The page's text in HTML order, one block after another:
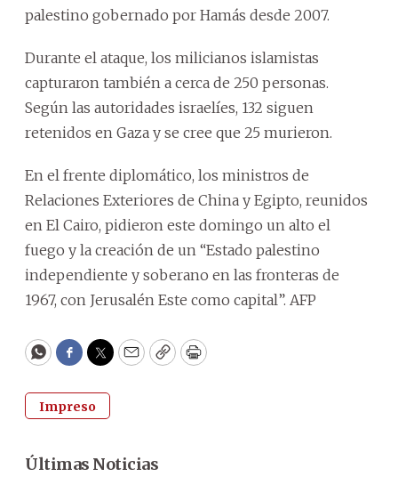
palestino gobernado por Hamás desde 2007.
Durante el ataque, los milicianos islamistas
capturaron también a cerca de 250 personas.
Según las autoridades israelíes, 132 siguen
retenidos en Gaza y se cree que 25 murieron.
En el frente diplomático, los ministros de
Relaciones Exteriores de China y Egipto, reunidos
en El Cairo, pidieron este domingo un alto el
fuego y la creación de un “Estado palestino
independiente y soberano en las fronteras de
1967, con Jerusalén Este como capital”. AFP
WhatsApp
Facebook
Twitter
EmailCopyPrint
Impreso
Últimas Noticias